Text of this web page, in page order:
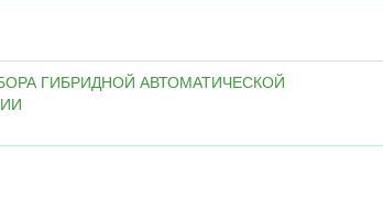
ГИБРИДНОЙ АВТОМАТИЧЕСКОЙ